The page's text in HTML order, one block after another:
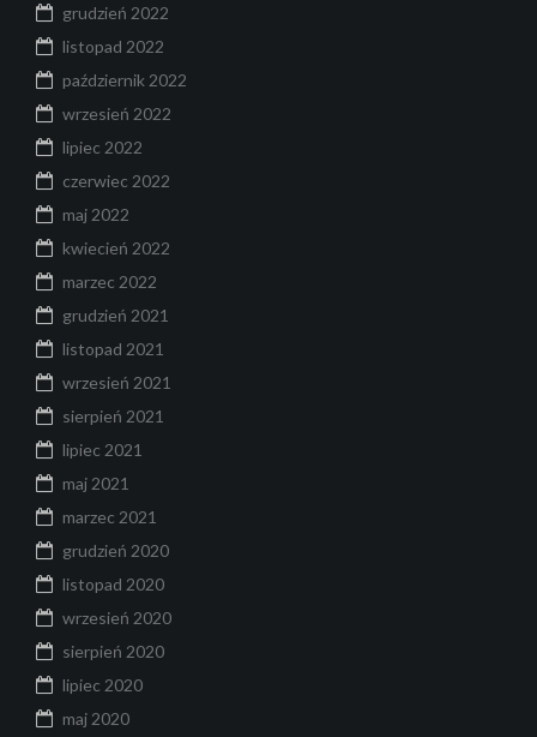
grudzień 2022
listopad 2022
październik 2022
wrzesień 2022
lipiec 2022
czerwiec 2022
maj 2022
kwiecień 2022
marzec 2022
grudzień 2021
listopad 2021
wrzesień 2021
sierpień 2021
lipiec 2021
maj 2021
marzec 2021
grudzień 2020
listopad 2020
wrzesień 2020
sierpień 2020
lipiec 2020
maj 2020